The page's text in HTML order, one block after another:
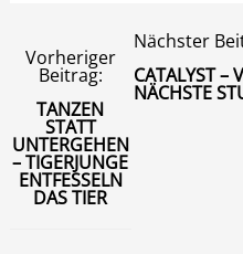
Vorheriger
Beitrag:
TANZEN
STATT
UNTERGEHEN
– TIGERJUNGE
ENTFESSELN
DAS TIER
Nächster
CATALYST –
NÄCHSTE